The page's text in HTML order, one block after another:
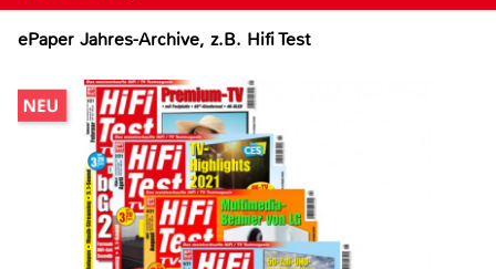
ePaper Jahres-Archive, z.B. Hifi Test